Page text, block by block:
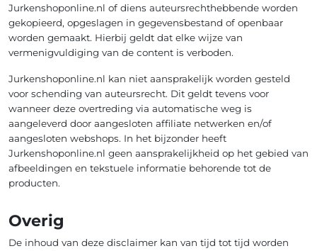
Jurkenshoponline.nl of diens auteursrechthebbende worden
gekopieerd, opgeslagen in gegevensbestand of openbaar
worden gemaakt. Hierbij geldt dat elke wijze van
vermenigvuldiging van de content is verboden.
Jurkenshoponline.nl kan niet aansprakelijk worden gesteld
voor schending van auteursrecht. Dit geldt tevens voor
wanneer deze overtreding via automatische weg is
aangeleverd door aangesloten affiliate netwerken en/of
aangesloten webshops. In het bijzonder heeft
Jurkenshoponline.nl geen aansprakelijkheid op het gebied van
afbeeldingen en tekstuele informatie behorende tot de
producten.
Overig
De inhoud van deze disclaimer kan van tijd tot tijd worden